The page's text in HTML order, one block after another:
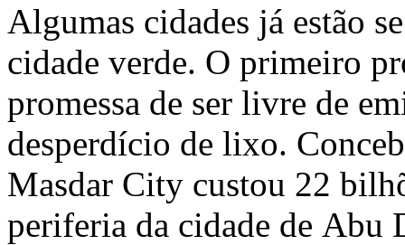
Algumas cidades já estão
cidade verde. O primeiro
promessa de ser livre de
desperdício de lixo.
Masdar City custou 22
periferia da cidade de Abu